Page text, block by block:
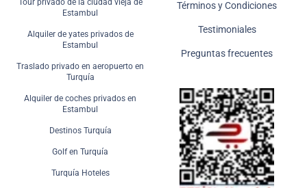
Estambul
Alquiler de yates privados de
Estambul
Traslado privado en aeropuerto en
Turquía
Alquiler de coches privados en
Estambul
Destinos Turquía
Golf en Turquía
Turquía Hoteles
Términos y Condiciones
Testimoniales
Preguntas frecuentes